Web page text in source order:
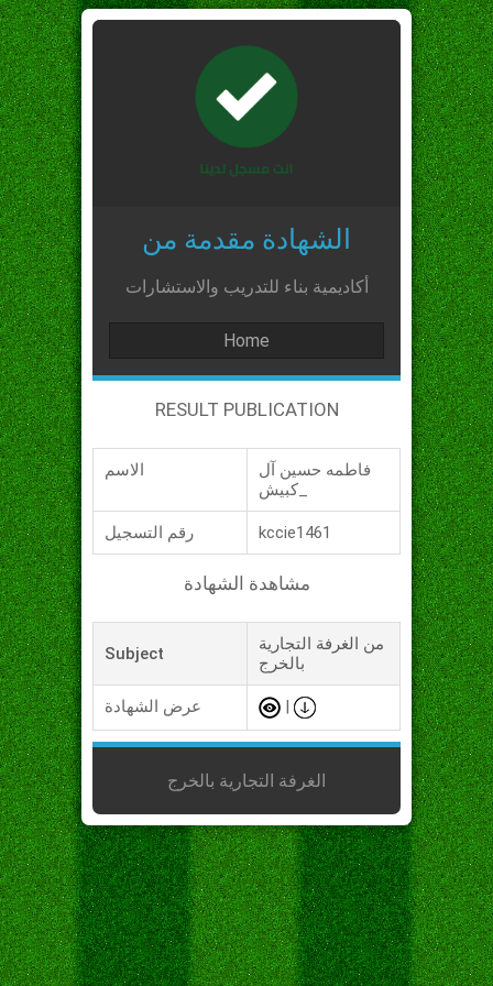
الشهادة مقدمة من
أكاديمية بناء للتدريب والاستشارات
Home
RESULT PUBLICATION
الاسم
فاطمه حسين آل
رقم التسجيل kccie1461
مشاهدة الشهادة
Subject
من الغرفة التجارية
بالخرج
عرض الشهادة
الغرفة التجارية بالخرج